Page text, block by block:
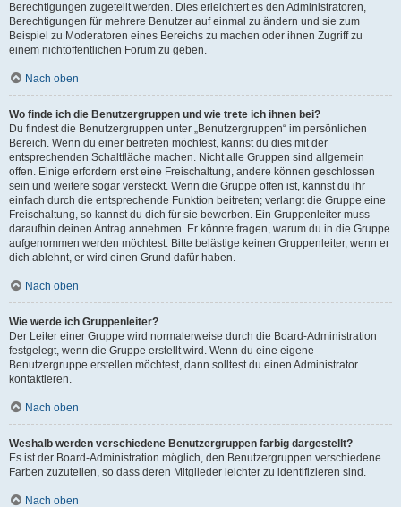
Berechtigungen zugeteilt werden. Dies erleichtert es den Administratoren,
Berechtigungen für mehrere Benutzer auf einmal zu ändern und sie zum
Beispiel zu Moderatoren eines Bereichs zu machen oder ihnen Zugriff zu
einem nichtöffentlichen Forum zu geben.
Nach oben
Wo finde ich die Benutzergruppen und wie trete ich ihnen bei?
Du findest die Benutzergruppen unter „Benutzergruppen“ im persönlichen
Bereich. Wenn du einer beitreten möchtest, kannst du dies mit der
entsprechenden Schaltfläche machen. Nicht alle Gruppen sind allgemein
offen. Einige erfordern erst eine Freischaltung, andere können geschlossen
sein und weitere sogar versteckt. Wenn die Gruppe offen ist, kannst du ihr
einfach durch die entsprechende Funktion beitreten; verlangt die Gruppe eine
Freischaltung, so kannst du dich für sie bewerben. Ein Gruppenleiter muss
daraufhin deinen Antrag annehmen. Er könnte fragen, warum du in die Gruppe
aufgenommen werden möchtest. Bitte belästige keinen Gruppenleiter, wenn er
dich ablehnt, er wird einen Grund dafür haben.
Nach oben
Wie werde ich Gruppenleiter?
Der Leiter einer Gruppe wird normalerweise durch die Board-Administration
festgelegt, wenn die Gruppe erstellt wird. Wenn du eine eigene
Benutzergruppe erstellen möchtest, dann solltest du einen Administrator
kontaktieren.
Nach oben
Weshalb werden verschiedene Benutzergruppen farbig dargestellt?
Es ist der Board-Administration möglich, den Benutzergruppen verschiedene
Farben zuzuteilen, so dass deren Mitglieder leichter zu identifizieren sind.
Nach oben